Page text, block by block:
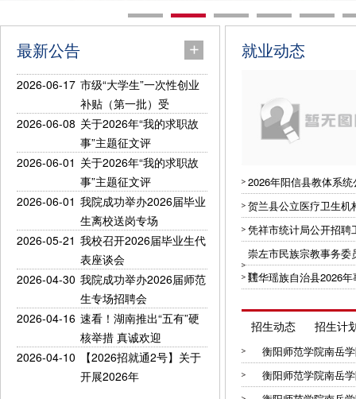
最新公告
2026-06-17 市级“大学生”一次性创业
补贴（第一批）受
2026-06-08 关于2026年“我的求职故
事”主题征文评
2026-06-01 关于2026年“我的求职故
事”主题征文评
2026-06-01 我院成功举办2026届毕业
生离校送岗专场
2026-05-21 我校召开2026届毕业生代
表座谈会
2026-04-30 我院成功举办2026届师范
生专场招聘会
2026-04-16 速看！湖南推出“五有”硬
核举措 真诚欢迎
2026-04-10
【2026招就通2号】关于
开展2026年
就业动态
2026年阳信县教体系
贺兰县公立医疗卫生机
凭祥市统计局公开招聘
崇左市民族宗教事务委
聘
江华瑶族自治县2026
招生动态 招生计
衡阳师范学院南岳
衡阳师范学院南岳